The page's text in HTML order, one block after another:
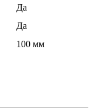
Да
Да
100 мм